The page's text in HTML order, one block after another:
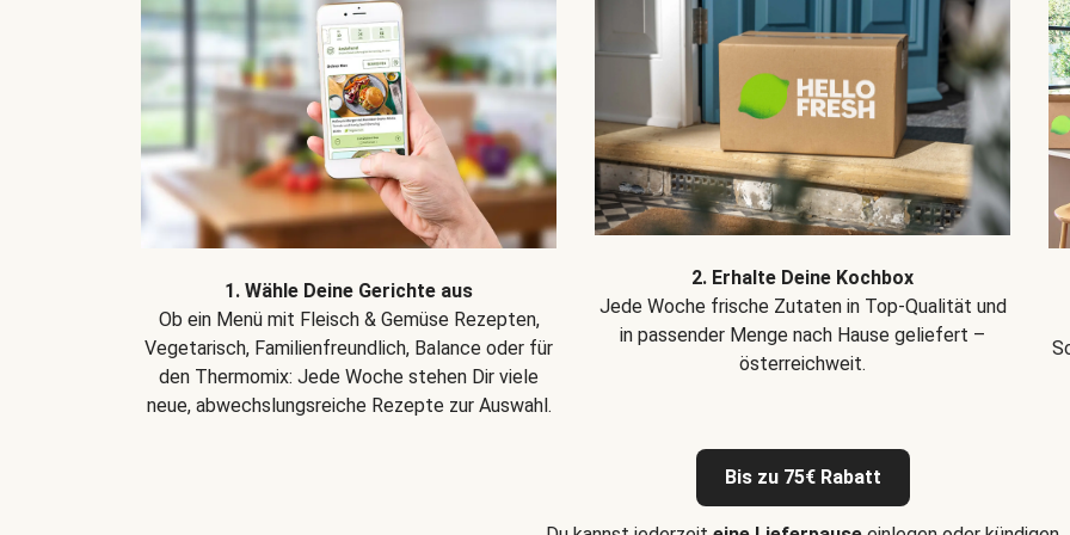
1. Wähle Deine Gerichte aus
Ob ein Menü mit Fleisch & Gemüse Rezepten,
Vegetarisch, Familienfreundlich, Balance oder für
den Thermomix: Jede Woche stehen Dir viele
neue, abwechslungsreiche Rezepte zur Auswahl.
2. Erhalte Deine Kochbox
Jede Woche frische Zutaten in Top-Qualität und
in passender Menge nach Hause geliefert –
österreichweit.
Bis zu 75€ Rabatt